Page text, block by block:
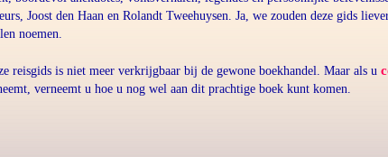
Joost den Haan en Rolandt Tweehuysen. Ja, we zouden deze gids
noemen.
reisgids is niet meer verkrijgbaar bij de gewone boekhandel. Maar als u
verneemt u hoe u nog wel aan dit prachtige boek kunt komen.